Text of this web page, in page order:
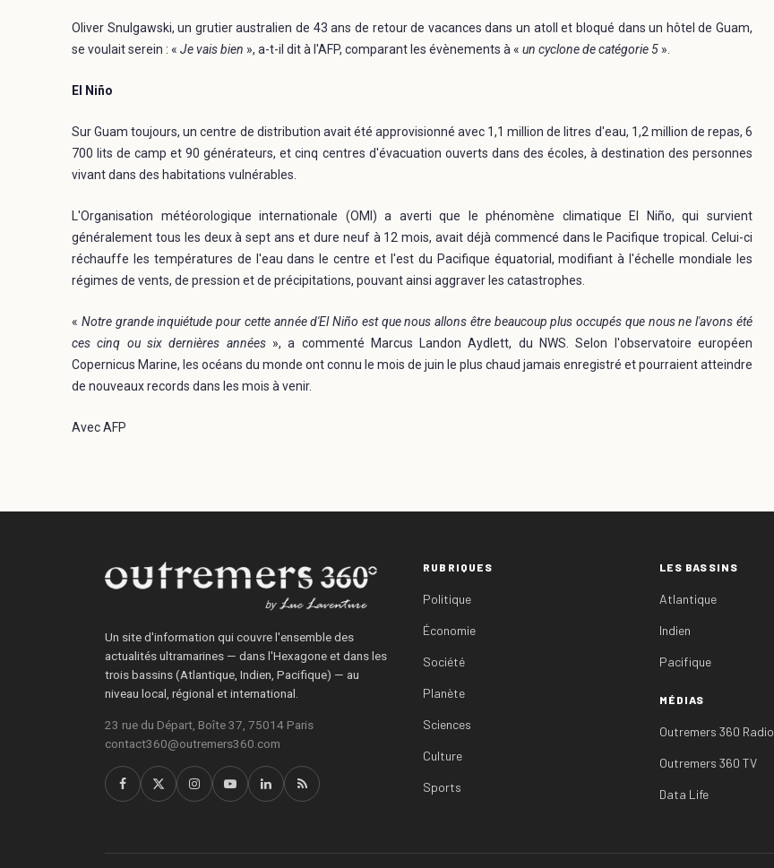
Oliver Snulgawski, un grutier australien de 43 ans de retour de vacances dans un atoll et bloqué dans un hôtel de Guam,
se voulait serein : « Je vais bien », a-t-il dit à l'AFP, comparant les évènements à « un cyclone de catégorie 5 ».
El Niño
Sur Guam toujours, un centre de distribution avait été approvisionné avec 1,1 million de litres d'eau, 1,2 million de repas, 6
700 lits de camp et 90 générateurs, et cinq centres d'évacuation ouverts dans des écoles, à destination des personnes
vivant dans des habitations vulnérables.
L'Organisation météorologique internationale (OMI) a averti que le phénomène climatique El Niño, qui survient
généralement tous les deux à sept ans et dure neuf à 12 mois, avait déjà commencé dans le Pacifique tropical. Celui-ci
réchauffe les températures de l'eau dans le centre et l'est du Pacifique équatorial, modifiant à l'échelle mondiale les
régimes de vents, de pression et de précipitations, pouvant ainsi aggraver les catastrophes.
« Notre grande inquiétude pour cette année d'El Niño est que nous allons être beaucoup plus occupés que nous ne l'avons été
ces cinq ou six dernières années», a commenté Marcus Landon Aydlett, du NWS. Selon l'observatoire européen
Copernicus Marine, les océans du monde ont connu le mois de juin le plus chaud jamais enregistré et pourraient atteindre
de nouveaux records dans les mois à venir.
Avec AFP
Un site d'information qui couvre l'ensemble des
actualités ultramarines — dans l'Hexagone et dans les
trois bassins (Atlantique, Indien, Pacifique) — au
niveau local, régional et international.
23 rue du Départ, Boîte 37, 75014 Paris
contact360@outremers360.com
RUBRIQUES
Politique
Économie
Société
Planète
Sciences
Culture
Sports
LES BASSINS
Atlantique
Indien
Pacifique
MÉDIAS
Outremers 360 Radio
Outremers 360 TV
Data Life